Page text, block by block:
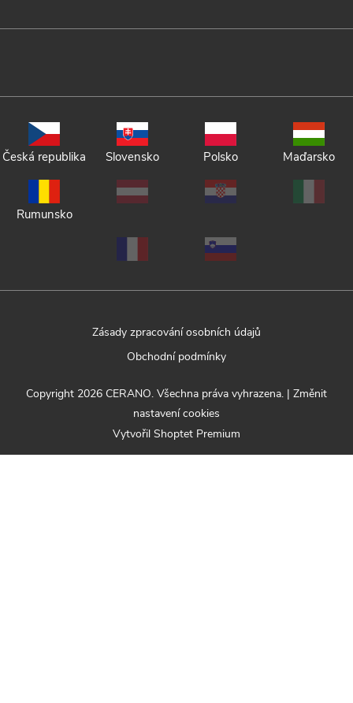
Česká republika Slovensko Polsko Maďarsko
Rumunsko
Zásady zpracování osobních údajů
Obchodní podmínky
Vytvořil Shoptet Premium
Copyright 2026 CERANO. Všechna práva vyhrazena. | Změnit
nastavení cookies